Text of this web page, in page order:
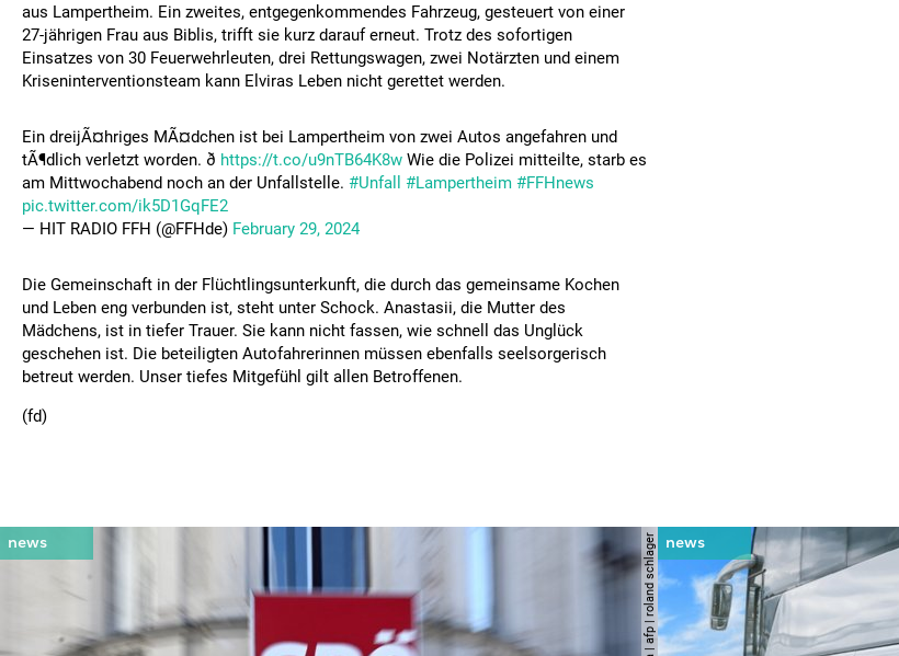
aus Lampertheim. Ein zweites, entgegenkommendes Fahrzeug, gesteuert von einer
27-jährigen Frau aus Biblis, trifft sie kurz darauf erneut. Trotz des sofortigen
Einsatzes von 30 Feuerwehrleuten, drei Rettungswagen, zwei Notärzten und einem
Kriseninterventionsteam kann Elviras Leben nicht gerettet werden.
Ein dreijÃ¤hriges MÃ¤dchen ist bei Lampertheim von zwei Autos angefahren und
tÃ¶dlich verletzt worden. ð https://t.co/u9nTB64K8w Wie die Polizei mitteilte, starb es
am Mittwochabend noch an der Unfallstelle. #Unfall #Lampertheim #FFHnews
pic.twitter.com/ik5D1GqFE2
— HIT RADIO FFH (@FFHde) February 29, 2024
Die Gemeinschaft in der Flüchtlingsunterkunft, die durch das gemeinsame Kochen
und Leben eng verbunden ist, steht unter Schock. Anastasii, die Mutter des
Mädchens, ist in tiefer Trauer. Sie kann nicht fassen, wie schnell das Unglück
geschehen ist. Die beteiligten Autofahrerinnen müssen ebenfalls seelsorgerisch
betreut werden. Unser tiefes Mitgefühl gilt allen Betroffenen.
(fd)
© apa | afp | roland schlager